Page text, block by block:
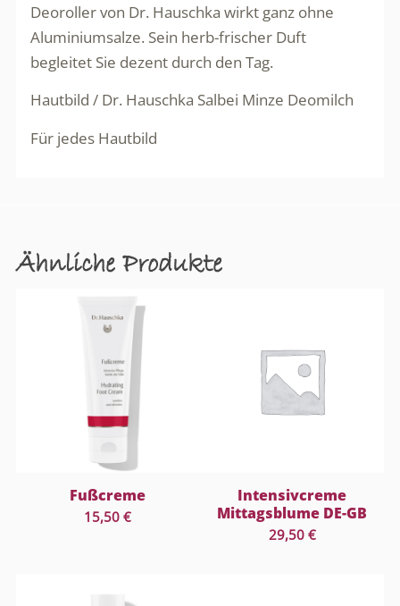
Deoroller von Dr. Hauschka wirkt ganz ohne
Aluminiumsalze. Sein herb-frischer Duft
begleitet Sie dezent durch den Tag.
Hautbild / Dr. Hauschka Salbei Minze Deomilch
Für jedes Hautbild
Ähnliche Produkte
Fußcreme
15,50€
Intensivcreme
Mittagsblume DE-GB
29,50 €